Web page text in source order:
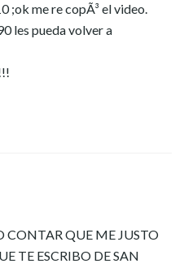
;ok me re copÃ³ el video.
les pueda volver a
CONTAR QUE ME JUSTO
TE ESCRIBO DE SAN